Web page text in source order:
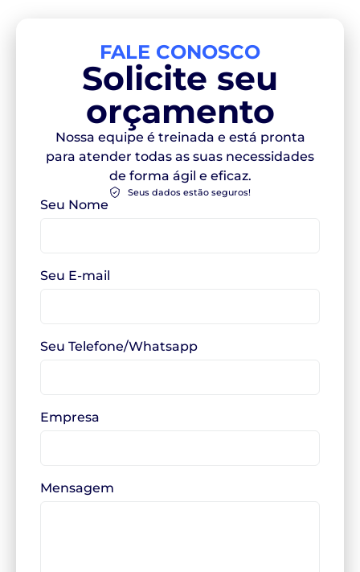
FALE CONOSCO
Solicite seu
orçamento
Nossa equipe é treinada e está pronta
para atender todas as suas necessidades
de forma ágil e eficaz.
Seus dados estão seguros!
Seu Nome
Seu E-mail
Seu Telefone/Whatsapp
Empresa
Mensagem